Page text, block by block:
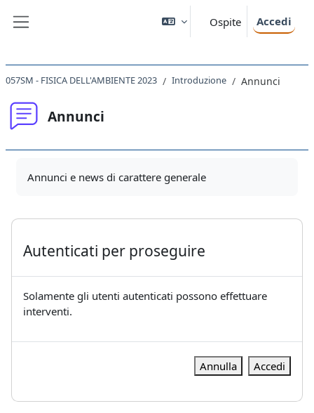
Ospite Accedi
057SM - FISICA DELL'AMBIENTE 2023 Introduzione Annunci
Annunci
Annunci e news di carattere generale
Autenticati per proseguire
Solamente gli utenti autenticati possono effettuare
interventi.
Annulla Accedi